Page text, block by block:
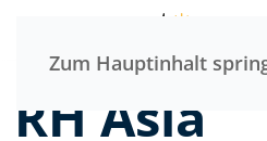
Zum Hauptinhalt
RH Asia